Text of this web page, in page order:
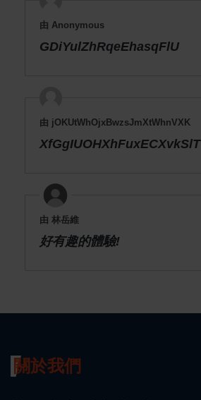
由 Anonymous
GDiYulZhRqeEhasqFlU
由 jOKUtWhOjxBwzsJmXtWhnVXK
XfGgIUOHXhFuxECXvkSlT
由 林岳維
好有趣的體驗!
關於我們